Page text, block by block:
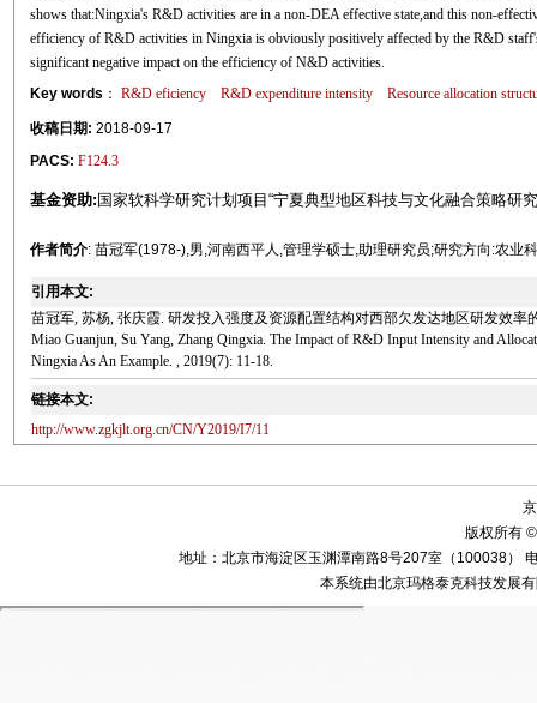
shows that:Ningxia's R&D activities are in a non-DEA effective state,and this non-
efficiency of R&D activities in Ningxia is obviously positively affected by the R&D
significant negative impact on the efficiency of N&D activities.
Key words ： R&D eficiency R&D expenditure intensity Resource allocation
收稿日期: 2018-09-17
PACS: F124.3
基金资助: 国家软科学研究计划项目“宁夏典型地区科技与文化融合策略
作者简介: 苗冠军(1978-),男,河南西平人,管理学硕士,助理研究员;研究方向:农业
引用本文:
苗冠军, 苏杨, 张庆霞. 研发投入强度及资源配置结构对西部欠发达地区研发效
Miao Guanjun, Su Yang, Zhang Qingxia. The Impact of R&D Input Intensity and
Ningxia As An Example. , 2019(7): 11-18.
链接本文:
http://www.zgkjlt.org.cn/CN/Y2019/I7/11
版权所有
地址：北京市海淀区玉渊潭南路8号207室（100038）
本系统由北京玛格泰克科技发展